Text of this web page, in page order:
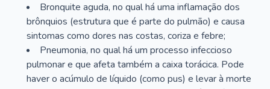
Bronquite aguda, no qual há uma inflamação dos
brônquios (estrutura que é parte do pulmão) e causa
sintomas como dores nas costas, coriza e febre;
Pneumonia, no qual há um processo infeccioso
pulmonar e que afeta também a caixa torácica. Pode
haver o acúmulo de líquido (como pus) e levar à morte